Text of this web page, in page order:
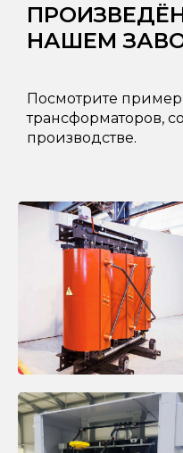
НАШЕМ
Посмотрите
трансформаторов,
производстве.